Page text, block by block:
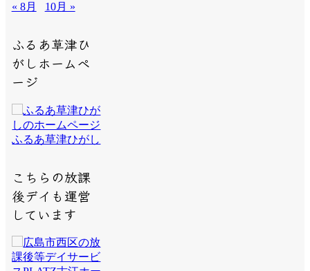
« 8月
10月 »
ふるあ草津ひ
がしホームペ
ージ
ふるあ草津ひがし
こちらの放課
後デイも運営
しています